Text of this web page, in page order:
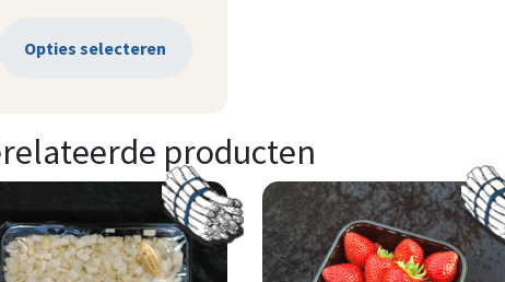
Opties selecteren
producten